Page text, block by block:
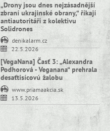
„Drony jsou dnes nejzásadnější
zbraní ukrajinské obrany,“ říkají
antiautoritáři z kolektivu
Solidrones
denikalarm.cz
22.5.2026
[VegaNana] Časť 3: „Alexandra
Podhorová - Veganana“ prehrala
desaťtisícovú žalobu
www.priamaakcia.sk
13.5.2026